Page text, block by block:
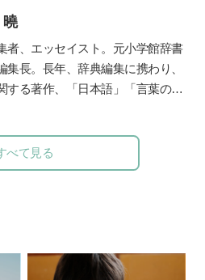
社会人になったときに両親から贈
年筆に、黒以外の様々な色のイン
て使えることを知り、一気にイン
ター(インク沼)になる。ご当地イ
ビュー記事を執筆している。
曉
者、エッセイスト。元小学館辞書
集長。長年、辞典編集に携わり、
する著作、「日本語」「言葉の使
信社/角川ソフィア文庫）『さら
い国語辞典』（時事通信社）、
（いずれも草思社）、『一生もの
』（ナツメ社）、『辞典編集者が
い日本語101』（時事通信
修に『こどもたちと楽しむ 知れ
べて見る